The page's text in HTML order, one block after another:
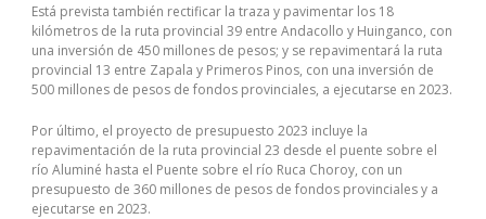
Está prevista también rectificar la traza y pavimentar los 18
kilómetros de la ruta provincial 39 entre Andacollo y Huinganco, con
una inversión de 450 millones de pesos; y se repavimentará la ruta
provincial 13 entre Zapala y Primeros Pinos, con una inversión de
500 millones de pesos de fondos provinciales, a ejecutarse en 2023.
Por último, el proyecto de presupuesto 2023 incluye la
repavimentación de la ruta provincial 23 desde el puente sobre el
río Aluminé hasta el Puente sobre el río Ruca Choroy, con un
presupuesto de 360 millones de pesos de fondos provinciales y a
ejecutarse en 2023.